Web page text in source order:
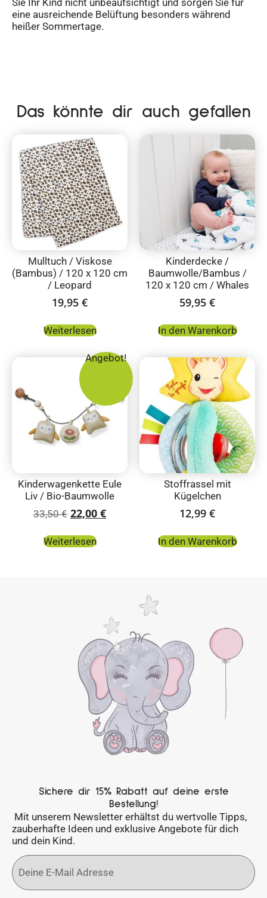
Sie Ihr Kind nicht unbeaufsichtigt und sorgen Sie für
eine ausreichende Belüftung besonders während
heißer Sommertage.
Das könnte dir auch gefallen
Mulltuch / Viskose
(Bambus) / 120 x 120 cm
/ Leopard
19,95 €
Weiterlesen
Kinderdecke /
Baumwolle/Bambus /
120 x 120 cm / Whales
59,95 €
In den Warenkorb
Angebot!
Kinderwagenkette Eule
Liv / Bio-Baumwolle
33,50€ 22,00 €
Weiterlesen
Stoffrassel mit
Kügelchen
12,99 €
In den Warenkorb
Sichere dir 15% Rabatt auf deine erste
Bestellung!
Mit unserem Newsletter erhältst du wertvolle Tipps,
zauberhafte Ideen und exklusive Angebote für dich
und dein Kind.